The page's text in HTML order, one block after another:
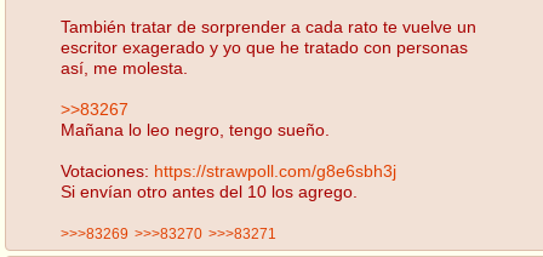
También tratar de sorprender a cada rato te vuelve un
escritor exagerado y yo que he tratado con personas
así, me molesta.
>>83267
Mañana lo leo negro, tengo sueño.
Votaciones: https://strawpoll.com/g8e6sbh3j
Si envían otro antes del 10 los agrego.
>>>83269 >>>83270 >>>83271